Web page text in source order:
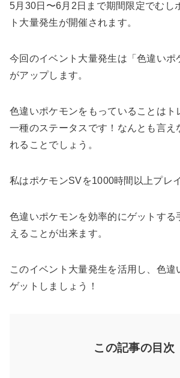
5月30日〜6月2日まで期間限定でむし
ト大量発生が開催されます。
今回のイベント大量発生は「色違いポ
がアップします。
色違いポケモンをもっていることはト
一種のステータスです！なんとも言え
れることでしょう。
私はポケモンSVを1000時間以上プレ
色違いポケモンを効率的にゲットする
えることが出来ます。
このイベント大量発生を活用し、色違
ゲットしましょう！
この記事の目次